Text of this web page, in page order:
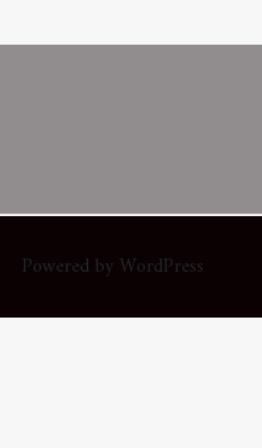
Powered by WordPress